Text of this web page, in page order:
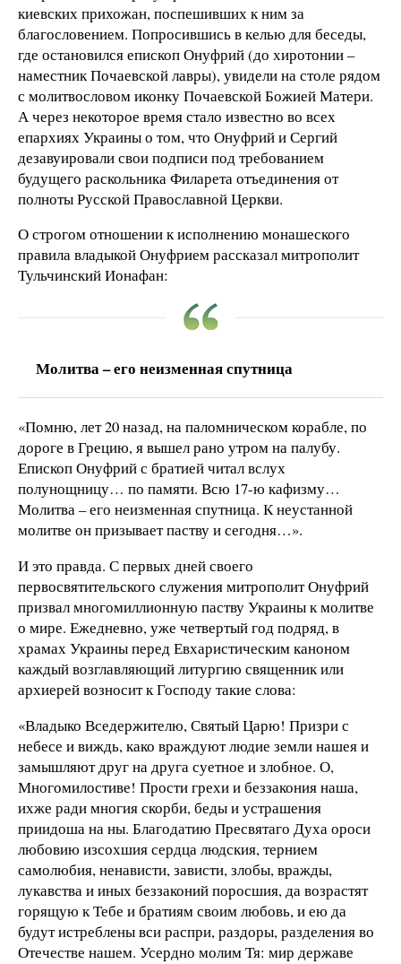
киевских прихожан, поспешивших к ним за
благословением. Попросившись в келью для беседы,
где остановился епископ Онуфрий (до хиротонии –
наместник Почаевской лавры), увидели на столе рядом
с молитвословом иконку Почаевской Божией Матери.
А через некоторое время стало известно во всех
епархиях Украины о том, что Онуфрий и Сергий
дезавуировали свои подписи под требованием
будущего раскольника Филарета отъединения от
полноты Русской Православной Церкви.
О строгом отношении к исполнению монашеского
правила владыкой Онуфрием рассказал митрополит
Тульчинский Ионафан:
Молитва – его неизменная спутница
«Помню, лет 20 назад, на паломническом корабле, по
дороге в Грецию, я вышел рано утром на палубу.
Епископ Онуфрий с братией читал вслух
полунощницу… по памяти. Всю 17-ю кафизму…
Молитва – его неизменная спутница. К неустанной
молитве он призывает паству и сегодня…».
И это правда. С первых дней своего
первосвятительского служения митрополит Онуфрий
призвал многомиллионную паству Украины к молитве
о мире. Ежедневно, уже четвертый год подряд, в
храмах Украины перед Евхаристическим каноном
каждый возглавляющий литургию священник или
архиерей возносит к Господу такие слова:
«Владыко Вседержителю, Святый Царю! Призри с
небесе и виждь, како враждуют людие земли нашея и
замышляют друг на друга суетное и злобное. О,
Многомилостиве! Прости грехи и беззакония наша,
ихже ради многия скорби, беды и устрашения
приидоша на ны. Благодатию Пресвятаго Духа ороси
любовию изсохшия сердца людския, тернием
самолюбия, ненависти, зависти, злобы, вражды,
лукавства и иных беззаконий поросшия, да возрастят
горящую к Тебе и братиям своим любовь, и ею да
будут истреблены вси распри, раздоры, разделения во
Отечестве нашем. Усердно молим Тя: мир державе